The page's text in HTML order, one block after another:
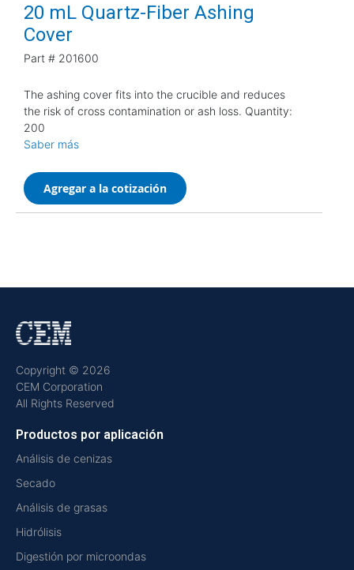
20 mL Quartz-Fiber Ashing
Cover
Part # 201600
The ashing cover fits into the crucible and reduces
the risk of cross contamination or ash loss. Quantity:
200
Saber más
Agregar a la cotización
Copyright © 2026
CEM Corporation
All Rights Reserved
Productos por aplicación
Análisis de cenizas
Secado
Análisis de grasas
Hidrólisis
Digestión por microondas